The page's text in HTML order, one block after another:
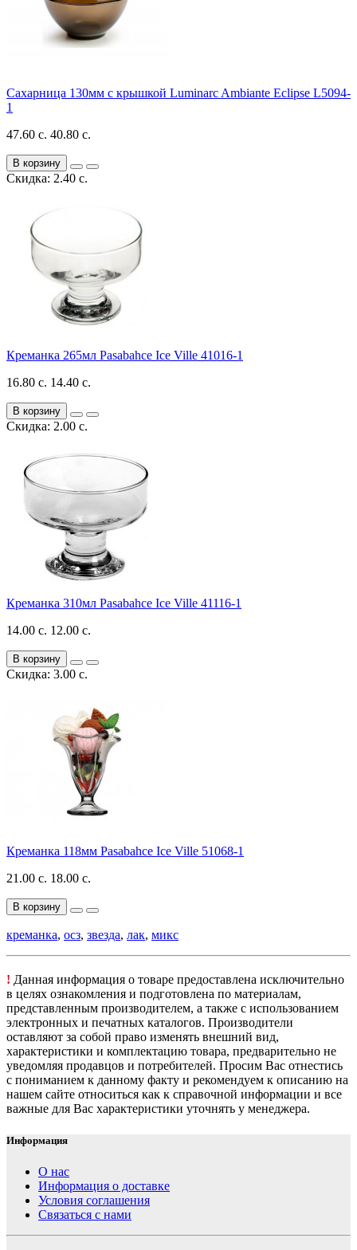
Сахарница 130мм с крышкой Luminarc Ambiante Eclipse L5094-
1
47.60 с. 40.80 с.
В корзину
Скидка: 2.40 с.
Креманка 265мл Pasabahce Ice Ville 41016-1
16.80 с. 14.40 с.
В корзину
Скидка: 2.00 с.
Креманка 310мл Pasabahce Ice Ville 41116-1
14.00 с. 12.00 с.
В корзину
Скидка: 3.00 с.
Креманка 118мм Pasabahce Ice Ville 51068-1
21.00 с. 18.00 с.
В корзину
креманка, осз, звезда, лак, микс
! Данная информация о товаре предоставлена исключительно
в целях ознакомления и подготовлена по материалам,
представленным производителем, а также с использованием
электронных и печатных каталогов. Производители
оставляют за собой право изменять внешний вид,
характеристики и комплектацию товара, предварительно не
уведомляя продавцов и потребителей. Просим Вас отнестись
с пониманием к данному факту и рекомендуем к описанию на
нашем сайте относиться как к справочной информации и все
важные для Вас характеристики уточнять у менеджера.
Информация
О нас
Информация о доставке
Условия соглашения
Связаться с нами